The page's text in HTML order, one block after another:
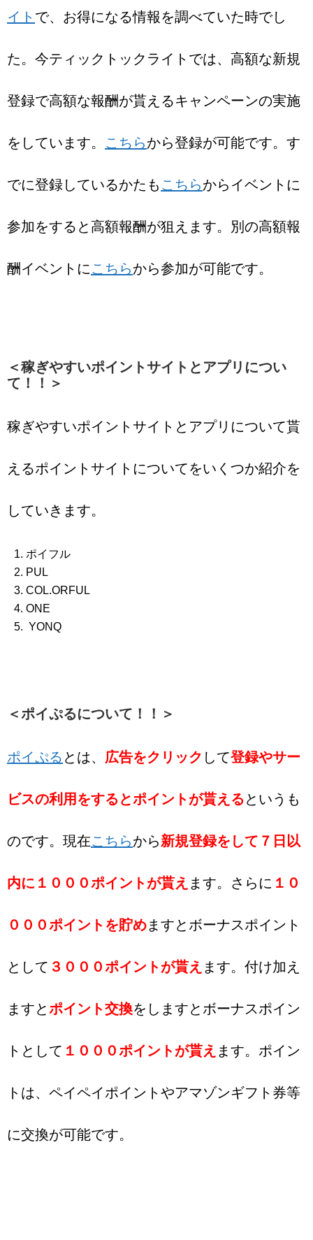
イト で、お得になる情報を調べていた時でし
た。今ティックトックライトでは、高額な新規
登録で高額な報酬が貰えるキャンペーンの実施
をしています。 こちらから登録が可能です。す
でに登録しているかたも こちらからイベントに
参加をすると高額報酬が狙えます。別の高額報
酬イベントにこちらから参加が可能です。
＜稼ぎやすいポイントサイトとアプリについ
て！！＞
稼ぎやすいポイントサイトとアプリについて貰
えるポイントサイトについてをいくつか紹介を
していきます。
ポイフル
PUL
COL.ORFUL
ONE
YONQ
＜ポイぷるについて！！＞
ポイぷる とは、 広告をクリック して登録やサー
ビスの利用をするとポイントが貰えるというも
のです。現在こちらから新規登録をして７日以
内に１０００ポイントが貰え ます。さらに １０
０００ポイントを貯めますとボーナスポイント
として ３０００ポイントが貰え ます。付け加え
ますとポイント交換をしますとボーナスポイン
トとして １０００ポイントが貰え ます。ポイン
トは、ペイペイポイントやアマゾンギフト券等
に交換が可能です。